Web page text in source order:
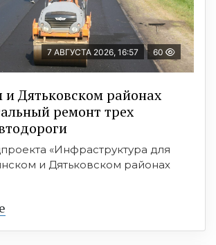
7 АВГУСТА 2026, 16:57 60
и Дятьковском районах
ремонт трех
«Инфраструктура для
и Дятьковском районах